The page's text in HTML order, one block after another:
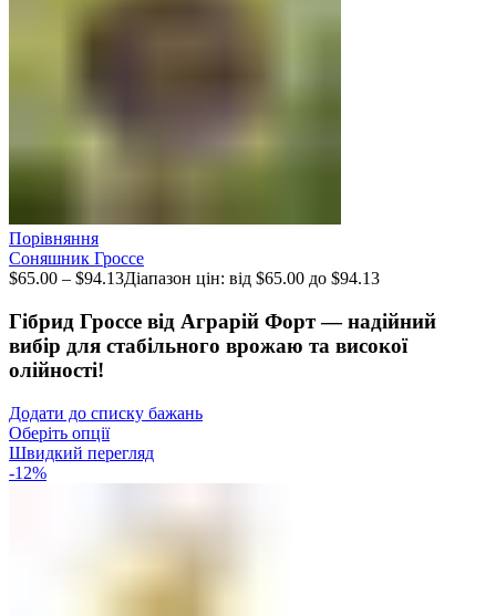
Порівняння
Соняшник Гроссе
$65.00 – $94.13Діапазон цін: від $65.00 до $94.13
Гібрид Гроссе від Аграрій Форт — надійний
вибір для стабільного врожаю та високої
олійності!
Додати до списку бажань
Оберіть опції
Швидкий перегляд
-12%